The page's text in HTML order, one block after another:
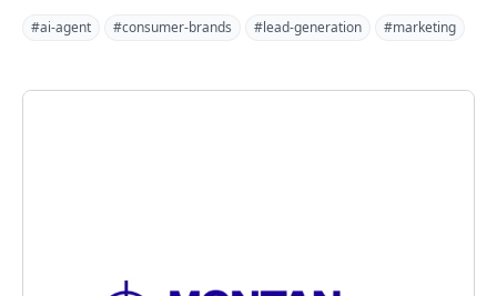
#ai-agent #consumer-brands #lead-generation #marketing